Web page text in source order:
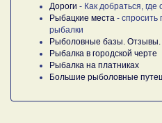
Дороги - Как добраться, где
Рыбацкие места - спросить
рыбалки
Рыболовные базы. Отзывы.
Рыбалка в городской черте
Рыбалка на платниках
Большие рыболовные